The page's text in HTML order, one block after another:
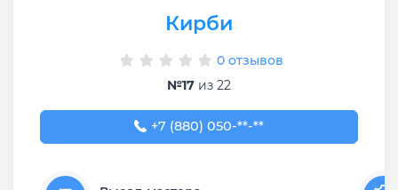
Кирби
0 отзывов
№17 из 22
+7 (880) 050-00-77
+7 (880) 050-**-**